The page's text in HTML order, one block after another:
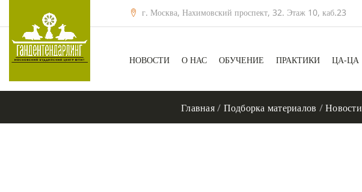
г. Москва, Нахимовский проспект, 32. Этаж 10, каб.23
НОВОСТИ О НАС ОБУЧЕНИЕ ПРАКТИКИ ЦА-ЦА
Главная/ Подборка материалов /Новости